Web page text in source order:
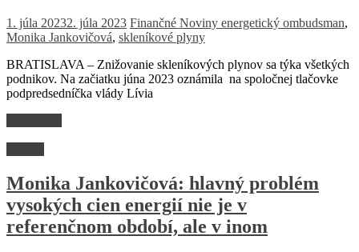
1. júla 20232. júla 2023 Finančné Noviny energetický ombudsman,
Monika Jankovičová, skleníkové plyny
BRATISLAVA – Znižovanie skleníkových plynov sa týka všetkých
podnikov. Na začiatku júna 2023 oznámila na spoločnej tlačovke
podpredsedníčka vlády Lívia
Monika Jankovičová: hlavný problém
vysokých cien energií nie je v
referenčnom období, ale v inom